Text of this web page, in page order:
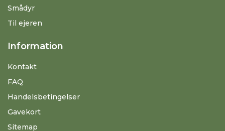
Smådyr
Til ejeren
Information
Kontakt
FAQ
Handelsbetingelser
Gavekort
Sitemap